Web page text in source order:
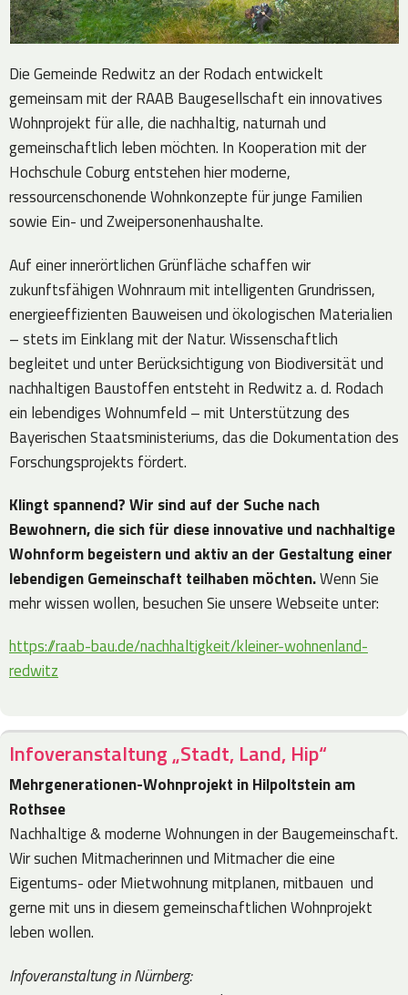
Die Gemeinde Redwitz an der Rodach entwickelt
gemeinsam mit der RAAB Baugesellschaft ein innovatives
Wohnprojekt für alle, die nachhaltig, naturnah und
gemeinschaftlich leben möchten. In Kooperation mit der
Hochschule Coburg entstehen hier moderne,
ressourcenschonende Wohnkonzepte für junge Familien
sowie Ein- und Zweipersonenhaushalte.
Auf einer innerörtlichen Grünfläche schaffen wir
zukunftsfähigen Wohnraum mit intelligenten Grundrissen,
energieeffizienten Bauweisen und ökologischen Materialien
– stets im Einklang mit der Natur. Wissenschaftlich
begleitet und unter Berücksichtigung von Biodiversität und
nachhaltigen Baustoffen entsteht in Redwitz a. d. Rodach
ein lebendiges Wohnumfeld – mit Unterstützung des
Bayerischen Staatsministeriums, das die Dokumentation des
Forschungsprojekts fördert.
Klingt spannend? Wir sind auf der Suche nach
Bewohnern, die sich für diese innovative und nachhaltige
Wohnform begeistern und aktiv an der Gestaltung einer
lebendigen Gemeinschaft teilhaben möchten.Wenn Sie
mehr wissen wollen, besuchen Sie unsere Webseite unter:
https://raab-bau.de/nachhaltigkeit/kleiner-wohnenland-
redwitz
Infoveranstaltung „Stadt, Land, Hip“
Mehrgenerationen-Wohnprojekt in Hilpoltstein am
Rothsee
Nachhaltige & moderne Wohnungen in der Baugemeinschaft.
Wir suchen Mitmacherinnen und Mitmacher die eine
Eigentums- oder Mietwohnung mitplanen, mitbauen und
gerne mit uns in diesem gemeinschaftlichen Wohnprojekt
leben wollen.
Infoveranstaltung in Nürnberg: